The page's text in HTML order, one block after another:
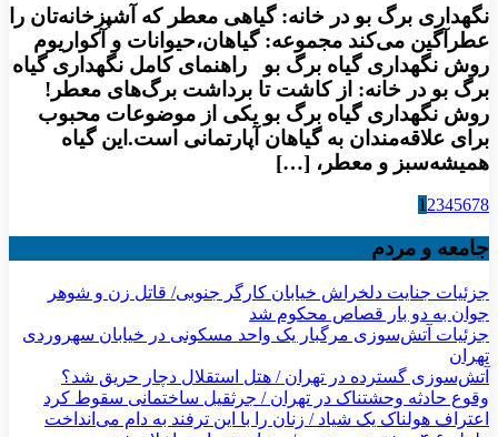
نگهداری برگ بو در خانه: گیاهی معطر که آشپزخانه‌تان را
عطرآگین می‌کند مجموعه: گیاهان،حیوانات و آکواریوم
روش نگهداری گیاه برگ بو راهنمای کامل نگهداری گیاه
برگ بو در خانه: از کاشت تا برداشت برگ‌های معطر!
روش نگهداری گیاه برگ بو یکی از موضوعات محبوب
برای علاقه‌مندان به گیاهان آپارتمانی است.این گیاه
همیشه‌سبز و معطر، […]
12345678
جامعه و مردم
جزئیات جنایت دلخراش خیابان کارگر جنوبی/ قاتل زن و شوهر
جوان به دو بار قصاص محکوم شد
جزئیات آتش‌سوزی مرگبار یک واحد مسکونی در خیابان سهروردی
تهران
آتش‌سوزی گسترده در تهران / هتل استقلال دچار حریق شد؟
وقوع حادثه وحشتناک در تهران / جرثقیل ساختمانی سقوط کرد
اعتراف هولناک یک شیاد / زنان را با این ترفند به دام می‌انداخت